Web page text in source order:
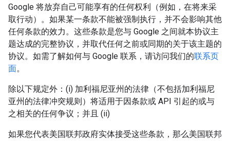
Google 将放弃自己可能享有的任何权利（例如，在将来采
取行动）。如果某一条款不能被强制执行，并不会影响其他
任何条款的效力。这些条款是您与 Google 之间就本协议主
题达成的完整协议，并取代任何之前或同期的关于该主题的
协议。如需了解如何与 Google 联系，请访问我们的联系页
面。
除以下规定外：(i) 加利福尼亚州的法律（不包括加利福尼
亚州的法律冲突规则）将适用于因条款或 API 引起的或与
之相关的任何争议；并且 (ii)
如果您代表美国联邦政府实体接受这些条款，那么美国联邦